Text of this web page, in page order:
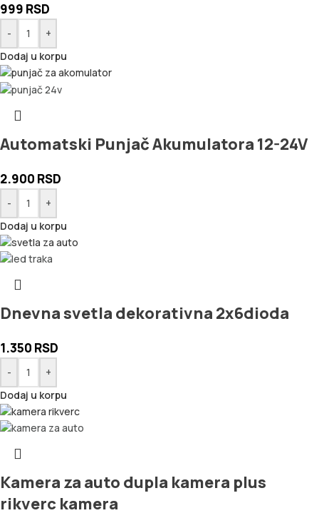
999 RSD
-
+
Dodaj u korpu
Automatski Punjač Akumulatora 12-24V
2.900 RSD
-
+
Dodaj u korpu
Dnevna svetla dekorativna 2x6dioda
1.350 RSD
-
+
Dodaj u korpu
Kamera za auto dupla kamera plus
rikverc kamera